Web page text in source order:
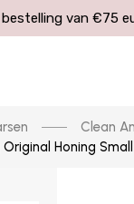
van €75
Clean
Honing